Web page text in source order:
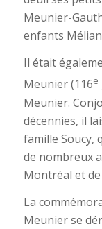
Meunier-
enfants
Il était
Meunier (116e
Meunier.
décennies, il
famille Soucy,
de nombreux
Montréal et de
La
Meunier se